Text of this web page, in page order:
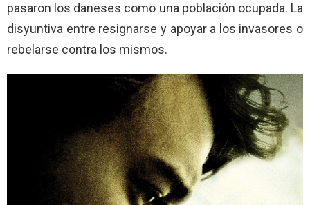
pasaron los daneses como una población ocupada. La
disyuntiva entre resignarse y apoyar a los invasores o
rebelarse contra los mismos.